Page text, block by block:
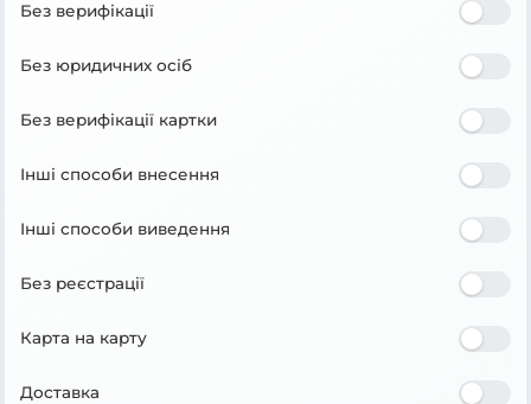
Без верифікації
Без юридичних осіб
Без верифікації картки
Інші способи внесення
Інші способи виведення
Без реєстрації
Карта на карту
Доставка